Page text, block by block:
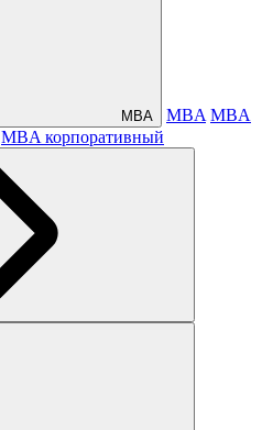
МВА MBA MBA
MBA корпоративный